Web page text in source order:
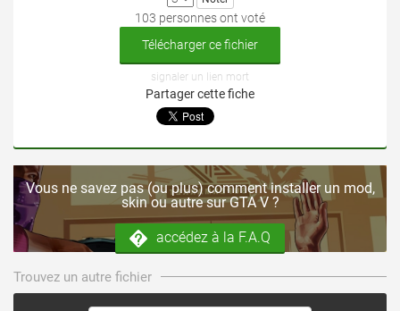
103 personnes ont voté
Télécharger ce fichier
signaler un lien mort
Partager cette fiche
Vous ne savez pas (ou plus) comment installer un mod,
skin ou autre sur GTA V ?
accédez à la F.A.Q
Trouvez un autre fichier